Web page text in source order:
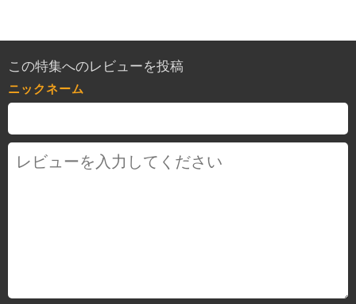
この特集へのレビューを投稿
ニックネーム